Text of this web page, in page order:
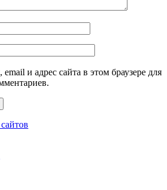
и адрес сайта в этом браузере для